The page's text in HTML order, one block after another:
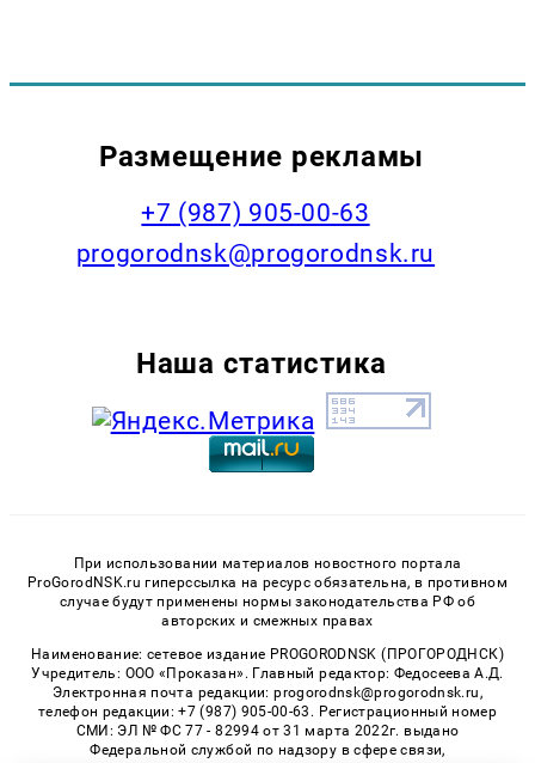
Размещение рекламы
+7 (987) 905-00-63
progorodnsk@progorodnsk.ru
Наша статистика
При использовании материалов новостного портала
ProGorodNSK.ru гиперссылка на ресурс обязательна, в противном
случае будут применены нормы законодательства РФ об
авторских и смежных правах
Наименование: сетевое издание PROGORODNSK (ПРОГОРОДНСК)
Учредитель: ООО «Проказан». Главный редактор: Федосеева А.Д.
Электронная почта редакции: progorodnsk@progorodnsk.ru,
телефон редакции: +7 (987) 905-00-63. Регистрационный номер
СМИ: ЭЛ № ФС 77 - 82994 от 31 марта 2022г. выдано
Федеральной службой по надзору в сфере связи,